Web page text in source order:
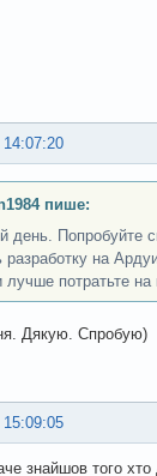
14:07:20
пише:
день. Попробуйте
разработку на
лучше потратьте
Дякую. Спробую)
15:09:05
знайшов того